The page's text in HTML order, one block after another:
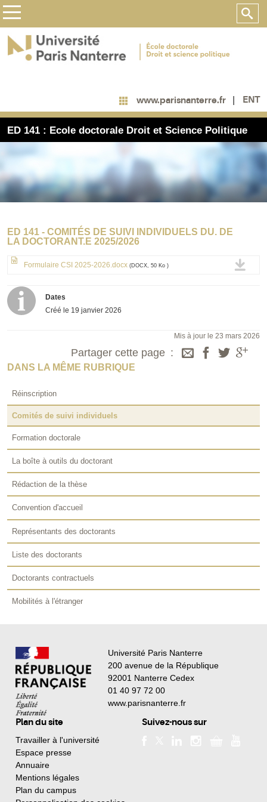
www.parisnanterre.fr ENT
ED 141 : Ecole doctorale Droit et Science Politique
ED 141 - COMITÉS DE SUIVI INDIVIDUELS DU. DE
LA DOCTORANT.E 2025/2026
Formulaire CSI 2025-2026.docx (DOCX, 50 Ko )
Dates
Créé le 19 janvier 2026
Mis à jour le 23 mars 2026
Partager cette page
DANS LA MÊME RUBRIQUE
Réinscription
Comités de suivi individuels
Formation doctorale
La boîte à outils du doctorant
Rédaction de la thèse
Convention d'accueil
Représentants des doctorants
Liste des doctorants
Doctorants contractuels
Mobilités à l'étranger
Université Paris Nanterre
200 avenue de la République
92001 Nanterre Cedex
01 40 97 72 00
www.parisnanterre.fr
Plan du site
Travailler à l'université
Espace presse
Annuaire
Mentions légales
Plan du campus
Suivez-nous sur